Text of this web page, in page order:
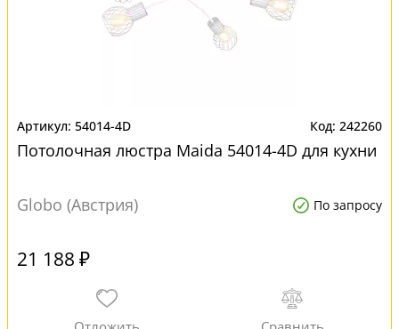
54014-4D 242260
Потолочная люстра Maida 54014-4D для кухни
Globo (Австрия) По запросу
21 188 ₽